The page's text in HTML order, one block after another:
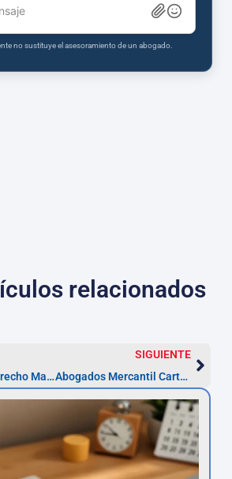
no sustituye el asesoramiento de un abogado.
relacionados
Abogados de Derecho Marítimo y Portuario en Cartagena
SIGUIENTE
Abogados Mercantil Cartagena: asesoría, plazos y costes